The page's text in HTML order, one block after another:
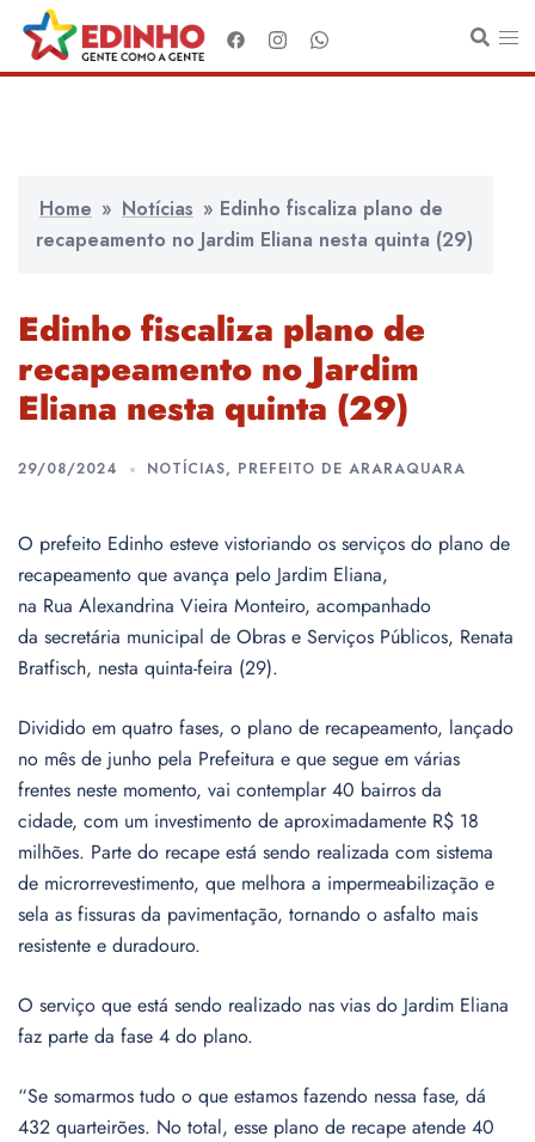
para
o
Home » Notícias » Edinho fiscaliza plano de
recapeamento no Jardim Eliana nesta quinta (29)
Edinho fiscaliza plano de
recapeamento no Jardim
Eliana nesta quinta (29)
29/08/2024 NOTÍCIAS, PREFEITO DE ARARAQUARA
O prefeito Edinho esteve vistoriando os serviços do plano de
recapeamento que avança pelo Jardim Eliana,
na Rua Alexandrina Vieira Monteiro, acompanhado
da secretária municipal de Obras e Serviços Públicos, Renata
Bratfisch, nesta quinta-feira (29).
Dividido em quatro fases, o plano de recapeamento, lançado
no mês de junho pela Prefeitura e que segue em várias
frentes neste momento, vai contemplar 40 bairros da
cidade, com um investimento de aproximadamente R$ 18
milhões. Parte do recape está sendo realizada com sistema
de microrrevestimento, que melhora a impermeabilização e
sela as fissuras da pavimentação, tornando o asfalto mais
resistente e duradouro.
O serviço que está sendo realizado nas vias do Jardim Eliana
faz parte da fase 4 do plano.
“Se somarmos tudo o que estamos fazendo nessa fase, dá
432 quarteirões. No total, esse plano de recape atende 40